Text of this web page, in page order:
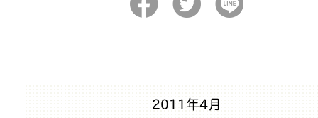
2011年4月